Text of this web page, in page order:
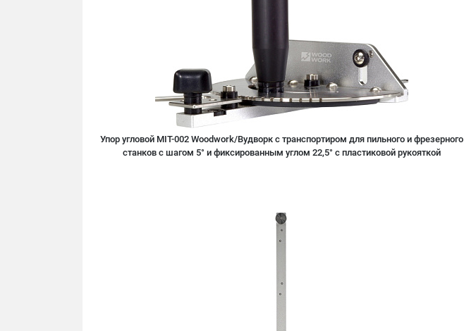
Упор угловой MIT-002 Woodwork/Вудворк с транспортиром для пильного и фрезерного
станков с шагом 5° и фиксированным углом 22,5° c пластиковой рукояткой